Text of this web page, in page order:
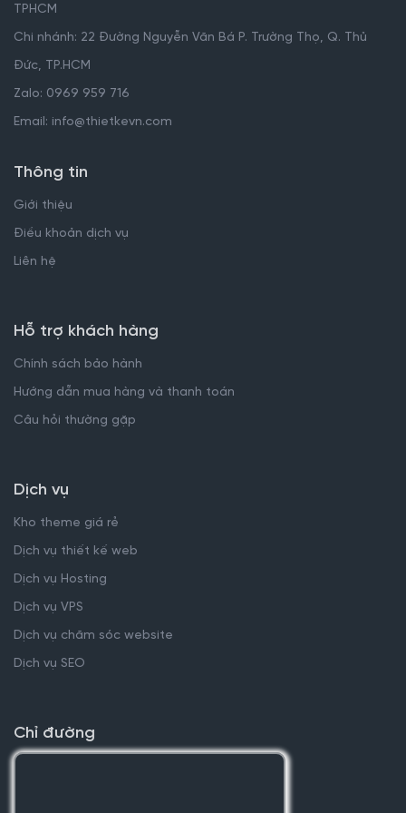
TPHCM
Chi nhánh: 22 Đường Nguyễn Văn Bá P. Trường Thọ, Q. Thủ
Đức, TP.HCM
Zalo: 0969 959 716
Email: info@thietkevn.com
Thông tin
Giới thiệu
Điều khoản dịch vụ
Liên hệ
Hỗ trợ khách hàng
Chính sách bảo hành
Hướng dẫn mua hàng và thanh toán
Câu hỏi thường gặp
Dịch vụ
Kho theme giá rẻ
Dịch vụ thiết kế web
Dịch vụ Hosting
Dịch vụ VPS
Dịch vụ chăm sóc website
Dịch vụ SEO
Chỉ đường